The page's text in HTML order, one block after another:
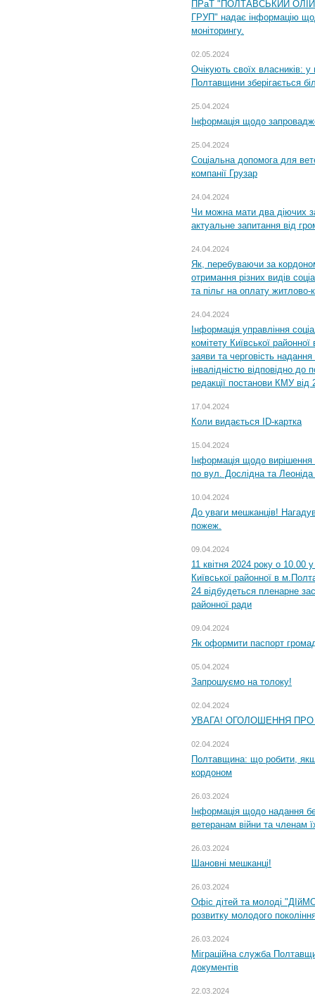
ПРаТ "ПОЛТАВСЬКИЙ
ГРУП" надає інформацію
моніторингу.
02.05.2024
Очікують своїх власників: у
Полтавщини зберігається
25.04.2024
Інформація щодо
25.04.2024
Соціальна допомога для
компанії Грузар
24.04.2024
Чи можна мати два діючих
актуальне запитання від
24.04.2024
Як, перебуваючи за
отримання різних видів
та пільг на оплату
24.04.2024
Інформація управління
комітету Київської
заяви та черговість надання
інвалідністю відповідно
редакції постанови КМУ
17.04.2024
Коли видається ID-картка
15.04.2024
Інформація щодо
по вул. Дослідна та Леоніда
10.04.2024
До уваги мешканців!
пожеж.
09.04.2024
11 квітня 2024 року о 10.00
Київської районної в
24 відбудеться пленарне
районної ради
09.04.2024
Як оформити паспорт
05.04.2024
Запрошуємо на толоку!
02.04.2024
УВАГА! ОГОЛОШЕННЯ
02.04.2024
Полтавщина: що робити,
кордоном
26.03.2024
Інформація щодо надання
ветеранам війни та членам
26.03.2024
Шановні мешканці!
26.03.2024
Офіс дітей та молоді
розвитку молодого
26.03.2024
Міграційна служба
документів
22.03.2024